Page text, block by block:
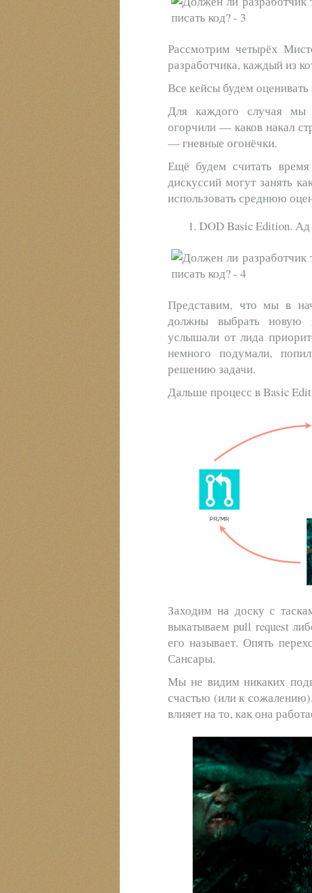
Рассмотрим четырёх
разработчика, каждый из
Все кейсы будем оценивать
Для каждого случая мы
огорчили — каков накал
— гневные огонёчки.
Ещё будем считать
дискуссий могут занять
использовать среднюю
DOD Basic Edition.
Представим, что мы в
должны выбрать новую
услышали от лида
немного подумали,
решению задачи.
Дальше процесс в Basic
Заходим на доску с
выкатываем pull request
его называет. Опять
Сансары.
Мы не видим никаких
счастью (или к
влияет на то, как она